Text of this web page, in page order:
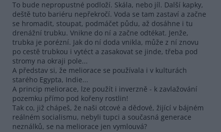
To bude nepropustné podloží. Skála, nebo jíl. Další kapky,
deště tuto bariéru nepřekročí. Voda se tam zastaví a začne
se hromadit, stoupat, podmáčet půdu, až dosáhne i tu
drenážní trubku. Vnikne do ní a začne odtékat. Jenže,
trubka je porézní. Jak do ní doda vnikla, může z ní znovu
po cestě trubkou i vytéct a zasakovat se jinde, třeba pod
stromy na okraji pole...
A představ si, že meliorace se používala i v kulturách
starého Egypta, Indie...
A princip meliorace, lze použít i inverzně - k zavlažování
pozemku přímo pod kořeny rostlin!
Tak co, již chápeš, že naši otcové a dědové, žijící v bájném
reálném socialismu, nebyli tupci a současná generace
neználků, se na meliorace jen vymlouvá?